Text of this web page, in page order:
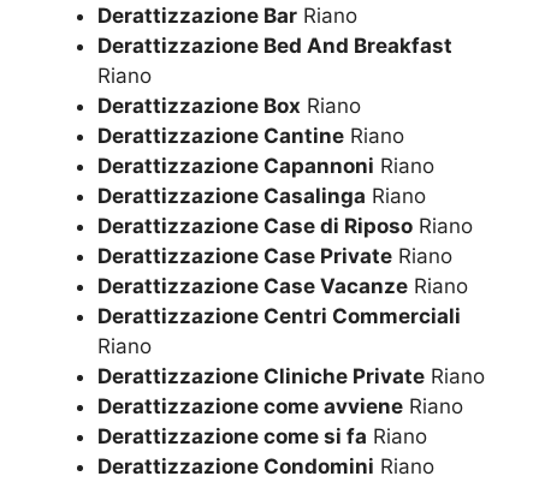
Derattizzazione Bar Riano
Derattizzazione Bed And Breakfast
Riano
Derattizzazione Box Riano
Derattizzazione Cantine Riano
Derattizzazione Capannoni Riano
Derattizzazione Casalinga Riano
Derattizzazione Case di Riposo Riano
Derattizzazione Case Private Riano
Derattizzazione Case Vacanze Riano
Derattizzazione Centri Commerciali
Riano
Derattizzazione Cliniche Private Riano
Derattizzazione come avviene Riano
Derattizzazione come si fa Riano
Derattizzazione Condomini Riano